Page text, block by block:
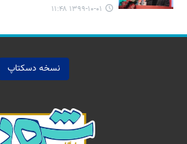
۱۳۹۹-۱۰-۰۱ ۱۱:۴۸
نسخه دسکتاپ